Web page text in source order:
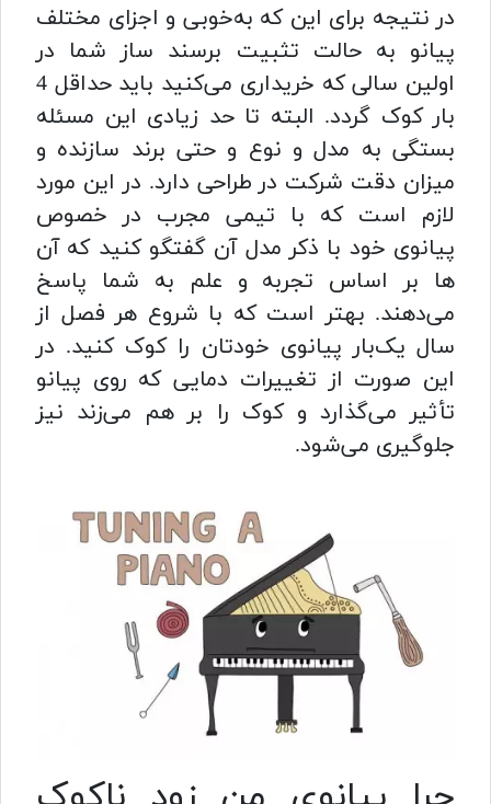
در نتیجه برای این که به‌خوبی و اجزای مختلف
پیانو به حالت تثبیت برسند ساز شما در
اولین سالی که خریداری می‌کنید باید حداقل 4
بار کوک گردد. البته تا حد زیادی این مسئله
بستگی به مدل و نوع و حتی برند سازنده و
میزان دقت شرکت در طراحی دارد. در این مورد
لازم است که با تیمی مجرب در خصوص
پیانوی خود با ذکر مدل آن گفتگو کنید که آن
ها بر اساس تجربه و علم به شما پاسخ
می‌دهند. بهتر است که با شروع هر فصل از
سال یک‌بار پیانوی خودتان را کوک کنید. در
این صورت از تغییرات دمایی که روی پیانو
تأثیر می‌گذارد و کوک را بر هم می‌زند نیز
جلوگیری می‌شود.